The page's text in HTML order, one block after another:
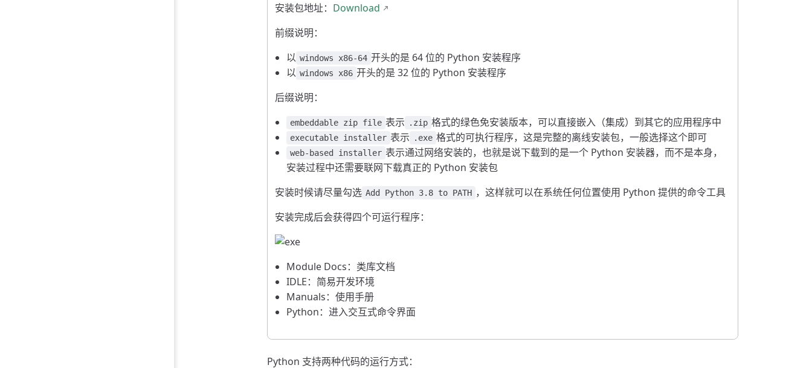
安装包地址： Download
前缀说明：
以 windows x86-64 开头的是 64 位的 Python 安装程序
以 windows x86 开头的是 32 位的 Python 安装程序
后缀说明：
embeddable zip file 表示 .zip 格式的绿色免安装版本，可以直接嵌入（集成）到其它的应用程序中
executable installer 表示 .exe 格式的可执行程序，这是完整的离线安装包，一般选择这个即可
web-based installer 表示通过网络安装的，也就是说下载到的是一个 Python 安装器，而不是本身，
安装过程中还需要联网下载真正的 Python 安装包
安装时候请尽量勾选 Add Python 3.8 to PATH ，这样就可以在系统任何位置使用 Python 提供的命令工具
安装完成后会获得四个可运行程序：
Module Docs：类库文档
IDLE：简易开发环境
Manuals：使用手册
Python：进入交互式命令界面
Python 支持两种代码的运行方式：